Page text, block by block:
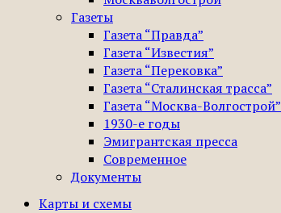
Газеты
Газета “Правда”
Газета “Известия”
Газета “Перековка”
Газета “Сталинская трасса”
Газета “Москва-Волгострой”
1930-е годы
Эмигрантская пресса
Современное
Документы
Карты и схемы